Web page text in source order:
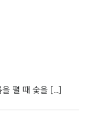
펼 때 숯을 [...]